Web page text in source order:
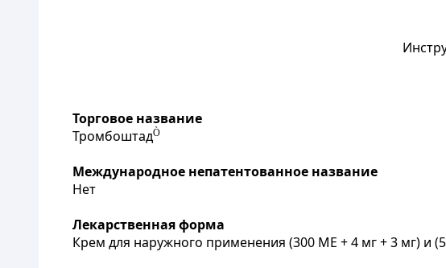
Торговое название
ТромбоштадÒ
Международное непатентованное название
Нет
Лекарственная форма
Крем для наружного применения (300 МЕ + 4 мг + 3 мг) и